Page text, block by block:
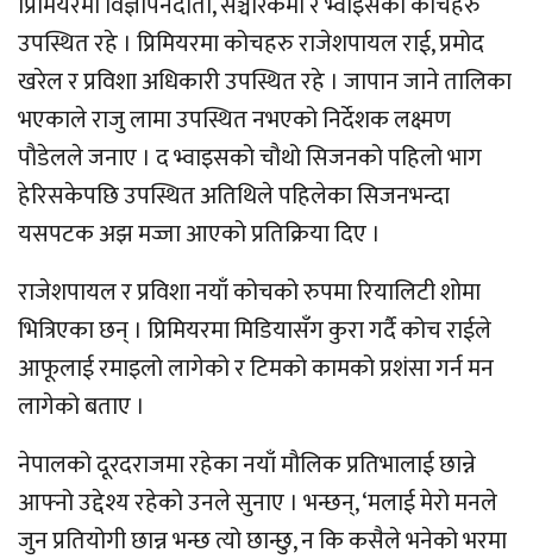
उपस्थित रहे । प्रिमियरमा कोचहरु राजेशपायल राई, प्रमोद
खरेल र प्रविशा अधिकारी उपस्थित रहे । जापान जाने तालिका
भएकाले राजु लामा उपस्थित नभएको निर्देशक लक्ष्मण
पौडेलले जनाए । द भ्वाइसको चौथो सिजनको पहिलो भाग
हेरिसकेपछि उपस्थित अतिथिले पहिलेका सिजनभन्दा
यसपटक अझ मज्जा आएको प्रतिक्रिया दिए ।
राजेशपायल र प्रविशा नयाँ कोचको रुपमा रियालिटी शोमा
भित्रिएका छन् । प्रिमियरमा मिडियासँग कुरा गर्दै कोच राईले
आफूलाई रमाइलो लागेको र टिमको कामको प्रशंसा गर्न मन
लागेको बताए ।
नेपालको दूरदराजमा रहेका नयाँ मौलिक प्रतिभालाई छान्ने
आफ्नो उद्देश्य रहेको उनले सुनाए । भन्छन्, ‘मलाई मेरो मनले
जुन प्रतियोगी छान्न भन्छ त्यो छान्छु, न कि कसैले भनेको भरमा